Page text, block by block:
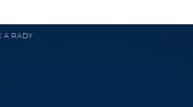
A RADY